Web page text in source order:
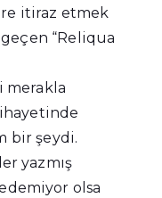
itiraz etmek
“Reliqua
merakla
bir şeydi.
yazmış
olsa